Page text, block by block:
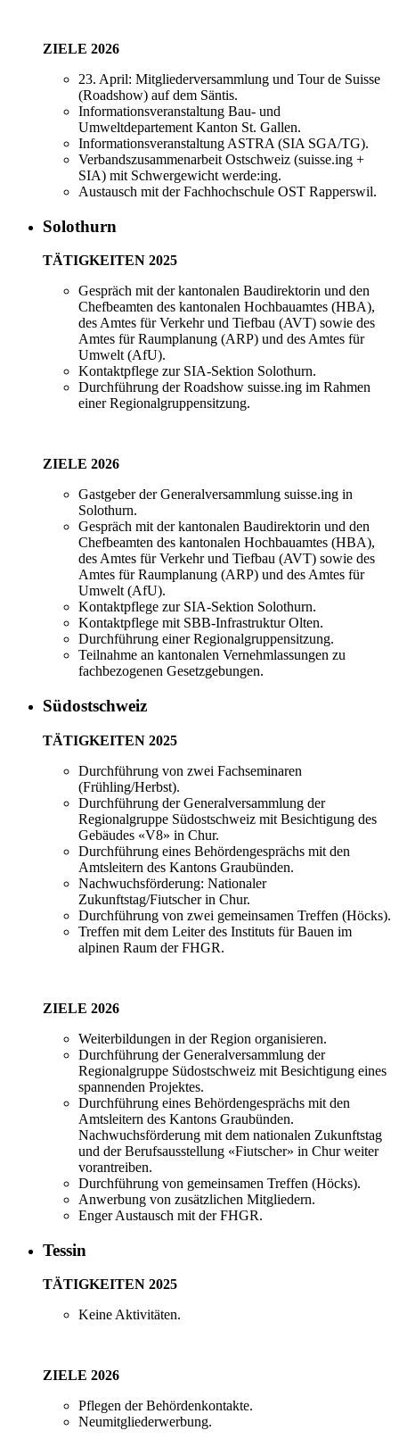
ZIELE 2026
23. April: Mitgliederversammlung und Tour de Suisse
(Roadshow) auf dem Säntis.
Informationsveranstaltung Bau- und
Umweltdepartement Kanton St. Gallen.
Informationsveranstaltung ASTRA (SIA SGA/TG).
Verbandszusammenarbeit Ostschweiz (suisse.ing +
SIA) mit Schwergewicht werde:ing.
Austausch mit der Fachhochschule OST Rapperswil.
Solothurn
TÄTIGKEITEN 2025
Gespräch mit der kantonalen Baudirektorin und den
Chefbeamten des kantonalen Hochbauamtes (HBA),
des Amtes für Verkehr und Tiefbau (AVT) sowie des
Amtes für Raumplanung (ARP) und des Amtes für
Umwelt (AfU).
Kontaktpflege zur SIA-Sektion Solothurn.
Durchführung der Roadshow suisse.ing im Rahmen
einer Regionalgruppensitzung.
ZIELE 2026
Gastgeber der Generalversammlung suisse.ing in
Solothurn.
Gespräch mit der kantonalen Baudirektorin und den
Chefbeamten des kantonalen Hochbauamtes (HBA),
des Amtes für Verkehr und Tiefbau (AVT) sowie des
Amtes für Raumplanung (ARP) und des Amtes für
Umwelt (AfU).
Kontaktpflege zur SIA-Sektion Solothurn.
Kontaktpflege mit SBB-Infrastruktur Olten.
Durchführung einer Regionalgruppensitzung.
Teilnahme an kantonalen Vernehmlassungen zu
fachbezogenen Gesetzgebungen.
Südostschweiz
TÄTIGKEITEN 2025
Durchführung von zwei Fachseminaren
(Frühling/Herbst).
Durchführung der Generalversammlung der
Regionalgruppe Südostschweiz mit Besichtigung des
Gebäudes «V8» in Chur.
Durchführung eines Behördengesprächs mit den
Amtsleitern des Kantons Graubünden.
Nachwuchsförderung: Nationaler
Zukunftstag/Fiutscher in Chur.
Durchführung von zwei gemeinsamen Treffen (Höcks).
Treffen mit dem Leiter des Instituts für Bauen im
alpinen Raum der FHGR.
ZIELE 2026
Weiterbildungen in der Region organisieren.
Durchführung der Generalversammlung der
Regionalgruppe Südostschweiz mit Besichtigung eines
spannenden Projektes.
Durchführung eines Behördengesprächs mit den
Amtsleitern des Kantons Graubünden.
Nachwuchsförderung mit dem nationalen Zukunftstag
und der Berufsausstellung «Fiutscher» in Chur weiter
vorantreiben.
Durchführung von gemeinsamen Treffen (Höcks).
Anwerbung von zusätzlichen Mitgliedern.
Enger Austausch mit der FHGR.
Tessin
TÄTIGKEITEN 2025
Keine Aktivitäten.
ZIELE 2026
Pflegen der Behördenkontakte.
Neumitgliederwerbung.